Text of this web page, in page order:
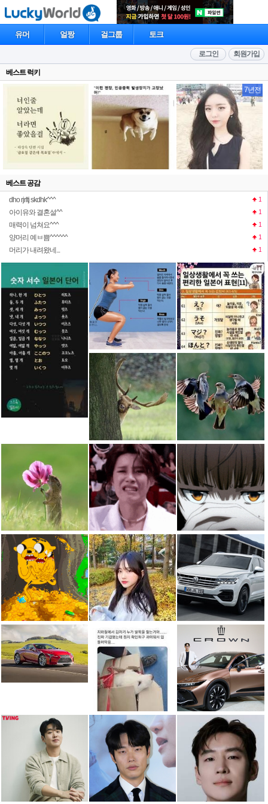
유머 얼짱 걸그룹 토크
회원가입
로그인
베스트 럭키
7년전
베스트 공감
dho rjrltj skdhk^^^
1
아이유와 결혼설^^ 1
매력이 넘쳐요^^^ 1
양머리 예ㅂ쁨^^^^^^ 1
머리가 내려왔네... 1